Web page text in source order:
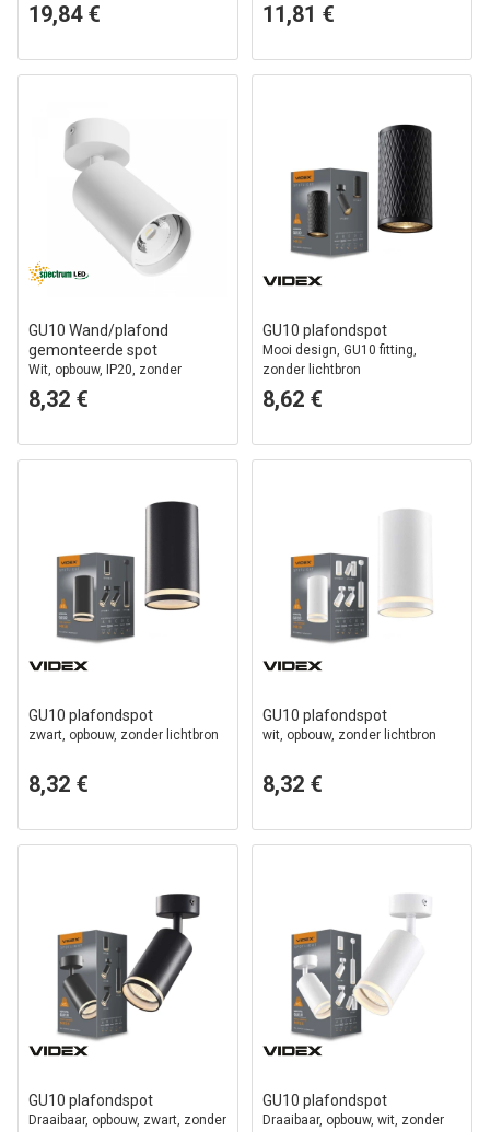
19,84 € 11,81 €
GU10 Wand/plafond
gemonteerde spot
Wit, opbouw, IP20, zonder
lichtbron
8,32 €
GU10 plafondspot
Mooi design, GU10 fitting,
zonder lichtbron
8,62 €
GU10 plafondspot
zwart, opbouw, zonder lichtbron
8,32 €
GU10 plafondspot
wit, opbouw, zonder lichtbron
8,32 €
GU10 plafondspot
Draaibaar, opbouw, zwart, zonder
GU10 plafondspot
Draaibaar, opbouw, wit, zonder